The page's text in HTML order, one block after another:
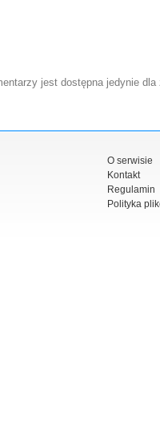
jest dostępna jedynie
O serwisie
Kontakt
Regulamin
Polityka